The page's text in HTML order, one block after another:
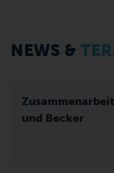
NEWS &
Wie eine